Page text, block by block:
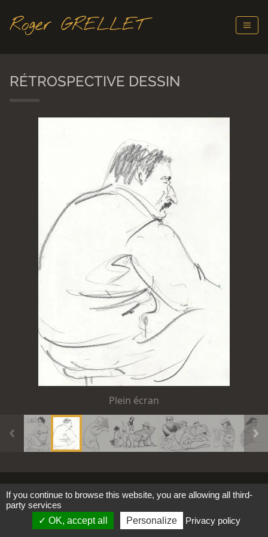
Roger GRELLET
RÉTROSPECTIVE DESSIN
Plein écran
Tous les images et textes ©2021 -2026-
SAS RéalismePoétique.Com
Mentions
Cookies
If you continue to browse this website, you are allowing all third-
party services
OK, accept all
Personalize Privacy policy